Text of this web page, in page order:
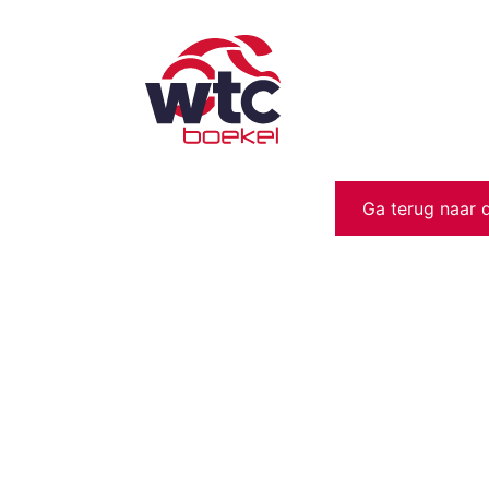
Ga terug naar